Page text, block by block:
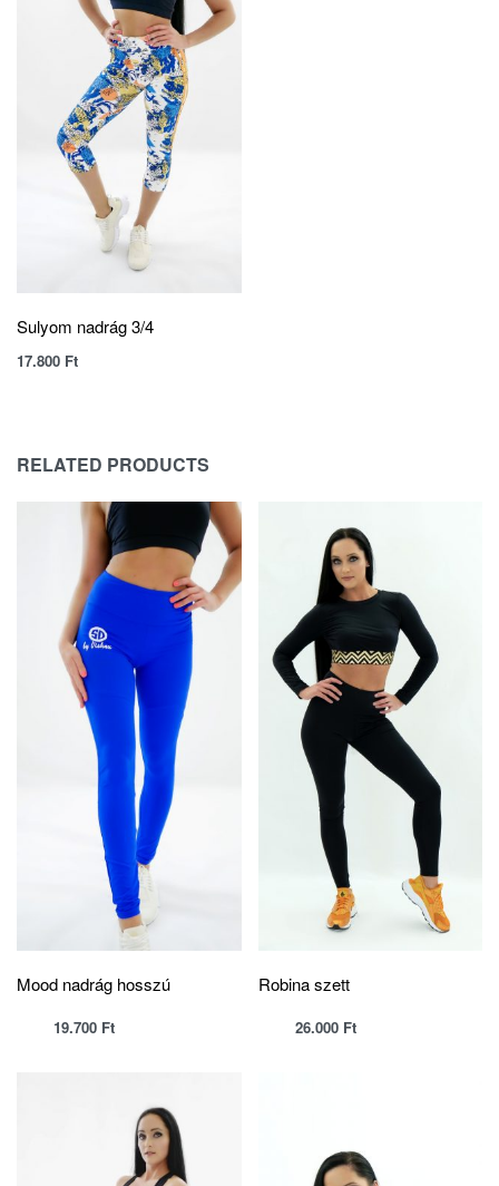
Sulyom nadrág 3/4
17.800 Ft
RELATED PRODUCTS
Mood nadrág hosszú
19.700 Ft
Robina szett
26.000 Ft